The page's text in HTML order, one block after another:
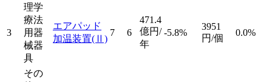
3
理学
療法
用器
械器
具
エアパッド
加温装置(Ⅱ)
7 6
471.4
億円/
年
-5.8%
3951
円/個
0.0%
その